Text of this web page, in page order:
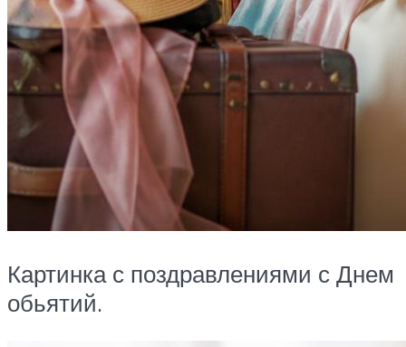
Картинка с поздравлениями с Днем
обьятий.